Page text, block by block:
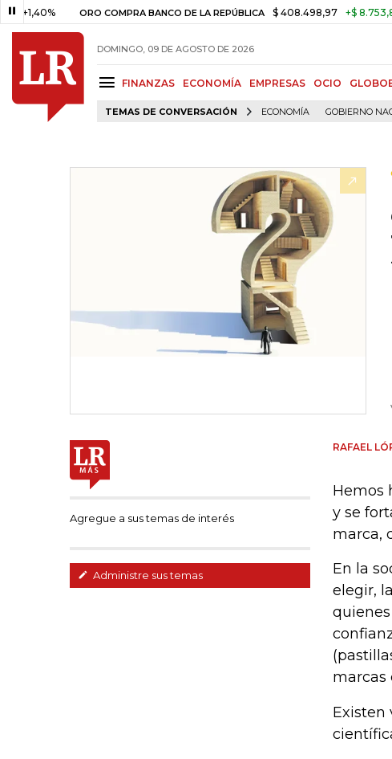
ORO COMPRA BANCO DE LA REPÚBLICA $ 408.498,97 +$ 8.753,81
DOMINGO, 09 DE AGOSTO DE 2026
FINANZAS ECONOMÍA EMPRESAS OCIO
TEMAS DE CONVERSACIÓN ECONOMÍA GOBIERNO
Agregue a sus temas de interés
Administre sus temas
RAFAEL
Hemos
y se
marca,
En la
elegir,
marcas
Existen